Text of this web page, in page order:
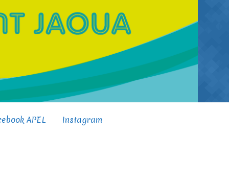
APEL Instagram